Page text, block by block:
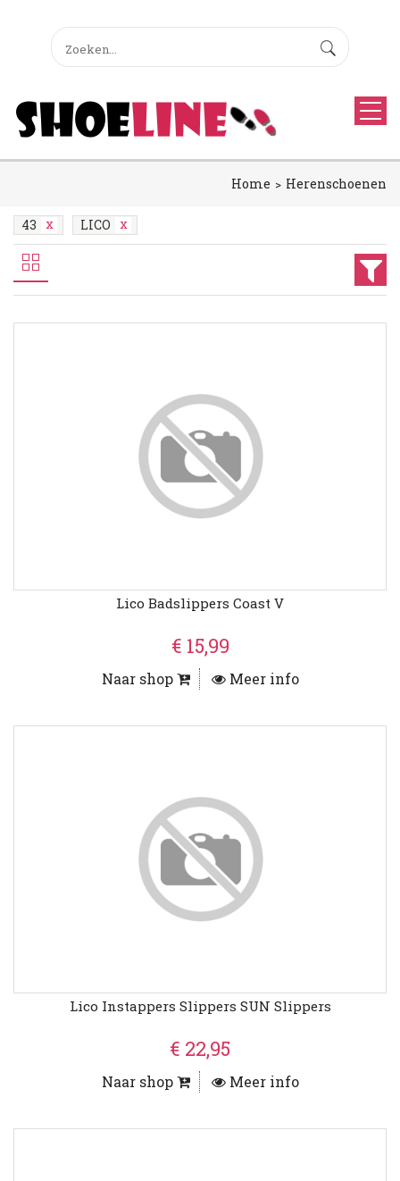
Home Herenschoenen
43 LICO
Lico Badslippers Coast V
€ 15,99
Naar shop Meer info
Lico Instappers Slippers SUN Slippers
€ 22,95
Naar shop Meer info